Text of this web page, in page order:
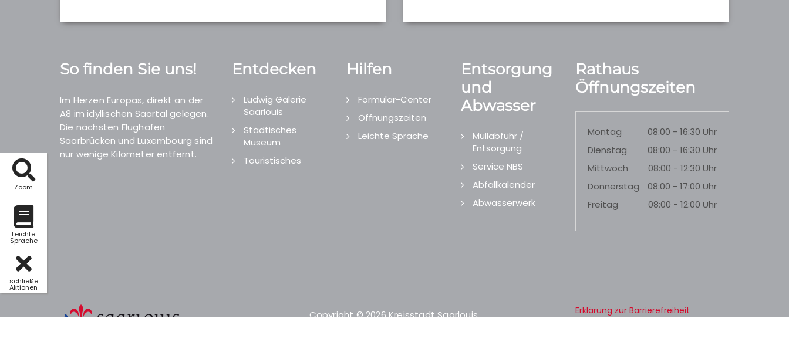
Zoom
Leichte
Sprache
schließe
Aktionen
So finden Sie uns!
Im Herzen Europas, direkt an der
A8 im idyllischen Saartal gelegen.
Die nächsten Flughäfen
Saarbrücken und Luxembourg sind
nur wenige Kilometer entfernt.
Entdecken
Ludwig Galerie
Saarlouis
Städtisches
Museum
Touristisches
Hilfen
Formular-Center
Öffnungszeiten
Leichte Sprache
Entsorgung
und
Abwasser
Müllabfuhr /
Entsorgung
Service NBS
Abfallkalender
Abwasserwerk
Rathaus
Öffnungszeiten
Montag
08:00 - 16:30 Uhr
Dienstag
08:00 - 16:30 Uhr
Mittwoch
08:00 - 12:30 Uhr
Donnerstag
08:00 - 17:00 Uhr
Freitag
08:00 - 12:00 Uhr
Copyright © 2026 Kreisstadt Saarlouis.
Erklärung zur Barrierefreiheit